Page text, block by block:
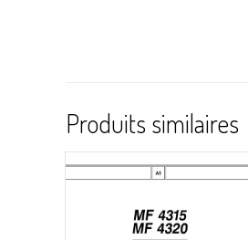
Produits similaires